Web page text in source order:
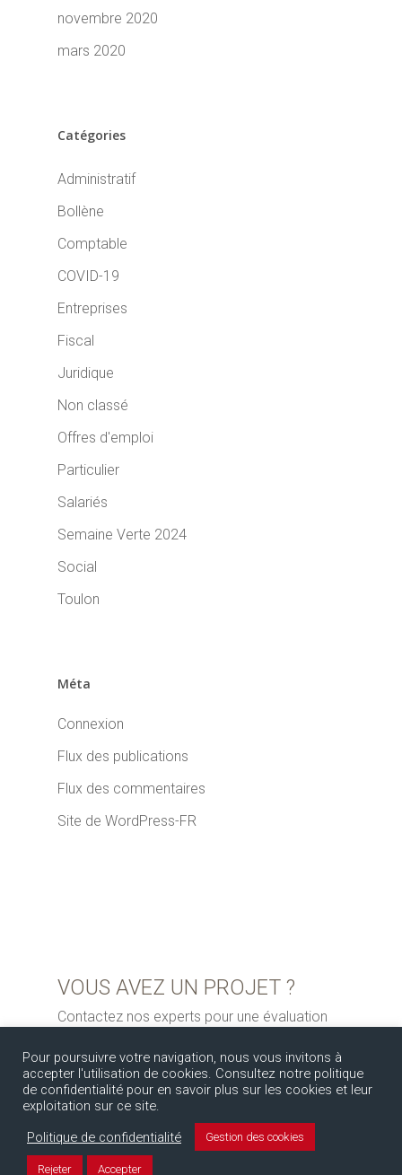
novembre 2020
mars 2020
Catégories
Administratif
Bollène
Comptable
COVID-19
Entreprises
Fiscal
Juridique
Non classé
Offres d'emploi
Particulier
Salariés
Semaine Verte 2024
Social
Toulon
Méta
Connexion
Flux des publications
Flux des commentaires
Site de WordPress-FR
VOUS AVEZ UN PROJET ?
Contactez nos experts pour une évaluation
Pour poursuivre votre navigation, nous vous invitons à
accepter l'utilisation de cookies. Consultez notre politique
de confidentialité pour en savoir plus sur les cookies et leur
exploitation sur ce site.
Politique de confidentialité
Gestion des cookies
Rejeter Accepter